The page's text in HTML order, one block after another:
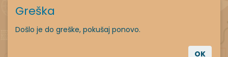
A72 4G/5G (EU) c...
Dodaj u korpu
Greška
Došlo je do greške, pokušaj ponovo.
OK